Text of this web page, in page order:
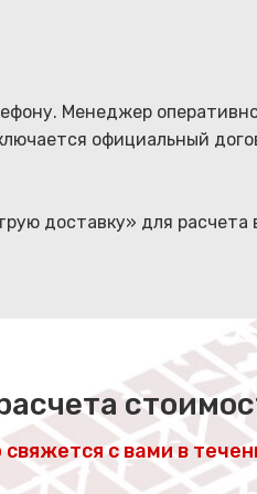
Менеджер
официальный
доставку» для
с вами в